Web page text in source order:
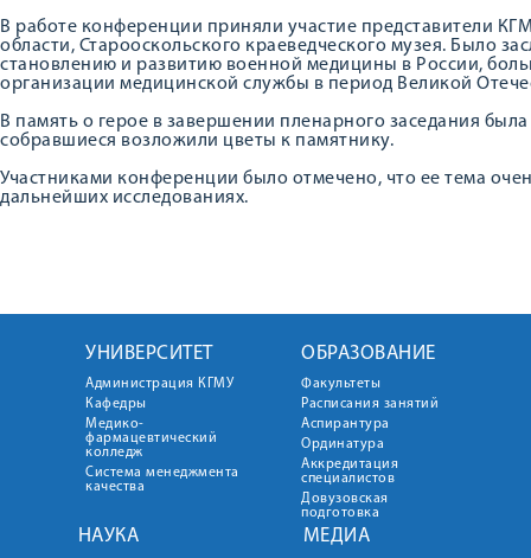
В работе конференции приняли участие представители
области, Старооскольского краеведческого музея. Было
становлению и развитию военной медицины в России,
организации медицинской службы в период Великой
В память о герое в завершении пленарного заседания
собравшиеся возложили цветы к памятнику.
Участниками конференции было отмечено, что ее тема
дальнейших исследованиях.
УНИВЕРСИТЕТ
Администрация КГМУ
Кафедры
Медико-
фармацевтический
колледж
Система менеджмента
качества
ОБРАЗОВАНИЕ
Факультеты
Расписания занятий
Аспирантура
Ординатура
Аккредитация
специалистов
Довузовская
подготовка
НАУКА МЕДИА